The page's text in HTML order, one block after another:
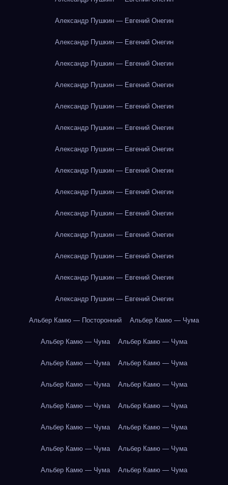
Александр Пушкин — Евгений Онегин
Александр Пушкин — Евгений Онегин
Александр Пушкин — Евгений Онегин
Александр Пушкин — Евгений Онегин
Александр Пушкин — Евгений Онегин
Александр Пушкин — Евгений Онегин
Александр Пушкин — Евгений Онегин
Александр Пушкин — Евгений Онегин
Александр Пушкин — Евгений Онегин
Александр Пушкин — Евгений Онегин
Александр Пушкин — Евгений Онегин
Александр Пушкин — Евгений Онегин
Александр Пушкин — Евгений Онегин
Александр Пушкин — Евгений Онегин
Альбер Камю — Посторонний Альбер Камю — Чума
Альбер Камю — Чума Альбер Камю — Чума
Альбер Камю — Чума Альбер Камю — Чума
Альбер Камю — Чума Альбер Камю — Чума
Альбер Камю — Чума Альбер Камю — Чума
Альбер Камю — Чума Альбер Камю — Чума
Альбер Камю — Чума Альбер Камю — Чума
Альбер Камю — Чума Альбер Камю — Чума